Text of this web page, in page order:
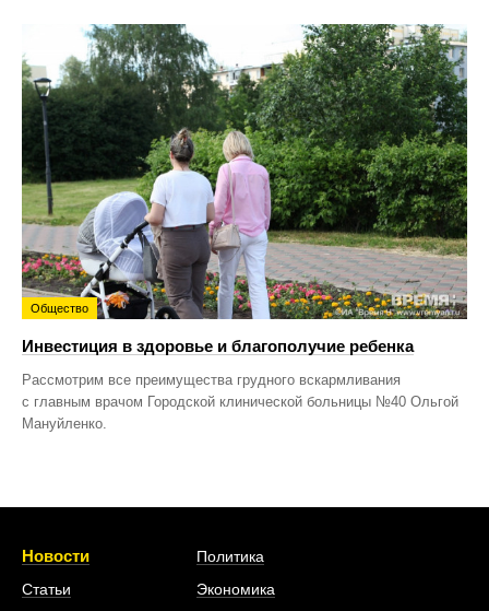
Общество
Инвестиция в здоровье и благополучие ребенка
Рассмотрим все преимущества грудного вскармливания
с главным врачом Городской клинической больницы №40 Ольгой
Мануйленко.
Новости
Статьи
Политика
Экономика